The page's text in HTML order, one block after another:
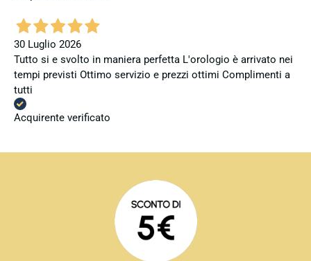
30 Luglio 2026
Tutto si e svolto in maniera perfetta L'orologio è arrivato nei
tempi previsti Ottimo servizio e prezzi ottimi Complimenti a
tutti
Acquirente verificato